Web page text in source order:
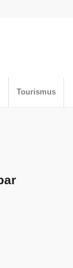
Tourismus